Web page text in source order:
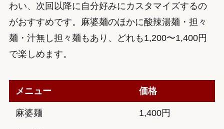
わい、次回以降に自分好みにカスタマイズするの
がおすすめです。麻婆麺のほかに酸辣湯麺・担々
麺・汁無し担々麺もあり、どれも1,200〜1,400円
で楽しめます。
メニュー 価格
麻婆麺 1,400円